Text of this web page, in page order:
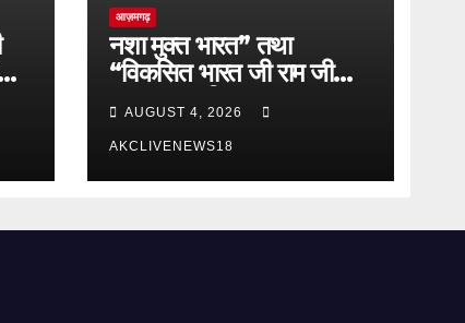
आज़मगढ़
नशा मुक्त भारत” तथा
“विकसित भारत जी राम जी
कानून” पर किया गया
जागरूकता कार्यक्रम का
आयोजन
AUGUST 4, 2026
AKCLIVENEWS18